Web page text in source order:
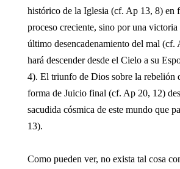
histórico de la Iglesia (cf. Ap 13, 8) en
proceso creciente, sino por una
último desencadenamiento del mal (cf.
hará descender desde el Cielo a su
4). El triunfo de Dios sobre la rebelión
forma de Juicio final (cf. Ap 20, 12)
sacudida cósmica de este mundo que
13).
Como pueden ver, no exista tal cosa